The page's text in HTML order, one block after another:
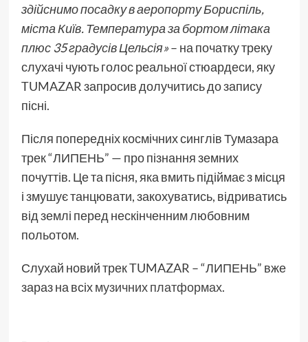
здійснимо посадку в аеропорту Бориспіль,
міста Київ. Температура за бортом літака
плюс 35 градусів Цельсія»– на початку треку
слухачі чують голос реальної стюардеси, яку
TUMAZAR запросив долучитись до запису
пісні.
Після попередніх космічних синглів Тумазара
трек “ЛИПЕНЬ” — про пізнання земних
почуттів. Це та пісня, яка вмить підіймає з місця
і змушує танцювати, закохуватись, відриватись
від землі перед нескінченним любовним
польотом.
Слухай новий трек TUMAZAR – “ЛИПЕНЬ” вже
зараз на всіхмузичних платформах.